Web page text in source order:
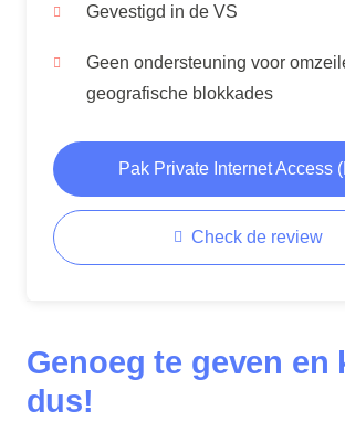
Gevestigd in de VS
Geen ondersteuning voor
geografische blokkades
Pak Private Internet Access
Check de review
Genoeg te geven en
dus!